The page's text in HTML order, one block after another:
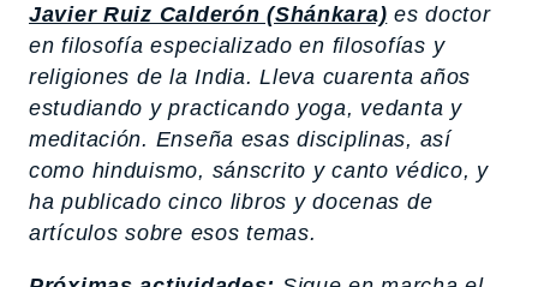
Javier Ruiz Calderón (Shánkara) es doctor
en filosofía especializado en filosofías y
religiones de la India. Lleva cuarenta años
estudiando y practicando yoga, vedanta y
meditación. Enseña esas disciplinas, así
como hinduismo, sánscrito y canto védico, y
ha publicado cinco libros y docenas de
artículos sobre esos temas.